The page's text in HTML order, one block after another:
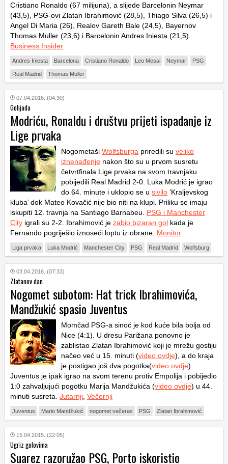
Cristiano Ronaldo (67 milijuna), a slijede Barcelonin Neymar
(43,5), PSG-ovi Zlatan Ibrahimović (28,5), Thiago Silva (26,5) i
Angel Di Maria (26), Realov Gareth Bale (24,5), Bayernov
Thomas Muller (23,6) i Barcelonin Andres Iniesta (21,5).
Business Insider
Andres Iniesta Barcelona Cristiano Ronaldo Leo Messi Neymar PSG
Real Madrid Thomas Muller
07.04.2016. (04:30)
Golijada
Modriću, Ronaldu i društvu prijeti ispadanje iz
Lige prvaka
Nogometaši Wolfsburga priredili su veliko
iznenađenje nakon što su u prvom susretu
četvrtfinala Lige prvaka na svom travnjaku
pobijedili Real Madrid 2-0. Luka Modrić je igrao
do 64. minute i uklopio se u sivilo ‘Kraljevskog
kluba’ dok Mateo Kovačić nije bio niti na klupi. Priliku se imaju
iskupiti 12. travnja na Santiago Barnabeu. PSG i Manchester
City igrali su 2-2. Ibrahimović je zabio bizaran gol kada je
Fernando pogriješio iznoseći loptu iz obrane. Monitor
Liga prvaka Luka Modrić Manchester City PSG Real Madrid Wolfsburg
03.04.2016. (07:33)
Zlatanov dan
Nogomet subotom: Hat trick Ibrahimovića,
Mandžukić spasio Juventus
Momčad PSG-a sinoć je kod kuće bila bolja od
Nice (4:1). U dresu Parižana ponovno je
zablistao Zlatan Ibrahimović koji je mrežu gostiju
načeo već u 15. minuti (video ovdje), a do kraja
je postigao još dva pogotka(video ovdje).
Juventus je ipak igrao na svom terenu protiv Empolija i pobijedio
1:0 zahvaljujući pogotku Marija Mandžukića (video ovdje) u 44.
minuti susreta. Jutarnji, Večernji
Juventus Mario Mandžukić nogomet večeras PSG Zlatan Ibrahimović
15.04.2015. (22:05)
Ugriz golovima
Suarez razoružao PSG, Porto iskoristio